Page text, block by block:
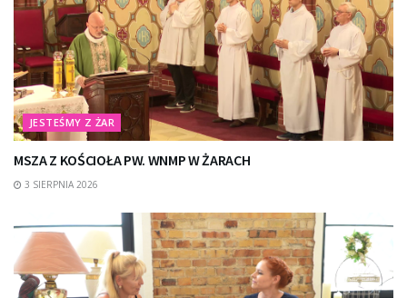
JESTEŚMY Z ŻAR
MSZA Z KOŚCIOŁA PW. WNMP W ŻARACH
3 SIERPNIA 2026